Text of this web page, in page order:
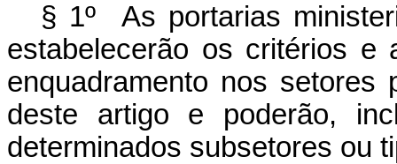
§ 1º As portarias
estabelecerão os critérios e
enquadramento nos
deste artigo e poderão,
determinados subsetores ou